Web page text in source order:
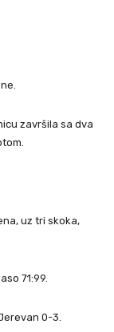
završila sa dva
uz tri skoka,
71:99.
0-3.